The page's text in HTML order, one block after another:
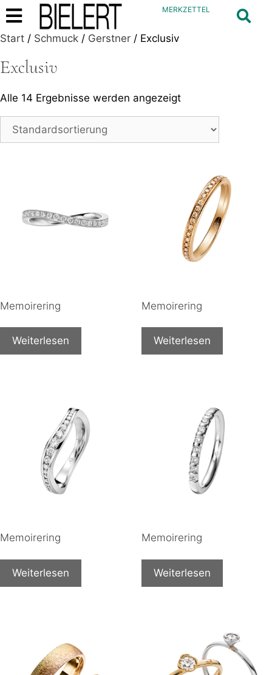
MERKZETTEL
Start / Schmuck / Gerstner / Exclusiv
Exclusiv
Alle 14 Ergebnisse werden angezeigt
Memoirering
Weiterlesen
Memoirering
Weiterlesen
Memoirering
Weiterlesen
Memoirering
Weiterlesen